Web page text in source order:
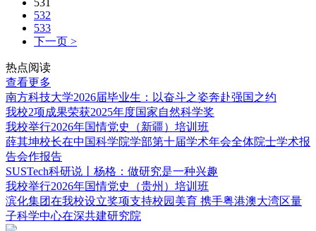
531
532
533
下一页 >
热点阅读
查看更多
南方科技大学2026届毕业生：以奋斗之姿奔赴强国之约
我校2项成果荣获2025年度国家自然科学奖
我校举行2026年国情党史（新疆）培训班
薛其坤校长在中国科学院学部第十届学术年会全体院士学术报
告会作报告
SUSTech科研说丨杨格：做研究是一种兴趣
我校举行2026年国情党史（贵州）培训班
滨化集团在我校设立奖项支持校园美育 携手粤港澳大湾区量
子科学中心在深共建研究院